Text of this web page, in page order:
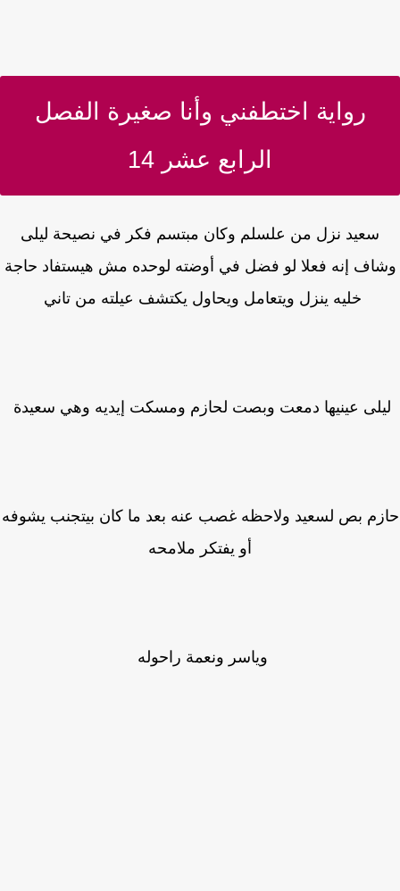
رواية اختطفني وأنا صغيرة الفصل
الرابع عشر 14
سعيد نزل من علسلم وكان مبتسم فكر في نصيحة ليلى
إنه فعلا لو فضل في أوضته لوحده مش هيستفاد حاجة
خليه ينزل ويتعامل ويحاول يكتشف عيلته من تاني
عينيها دمعت وبصت لحازم ومسكت إيديه وهي سعيدة
بص لسعيد ولاحظه غصب عنه بعد ما كان بيتجنب يشوفه
أو يفتكر ملامحه
وياسر ونعمة راحوله